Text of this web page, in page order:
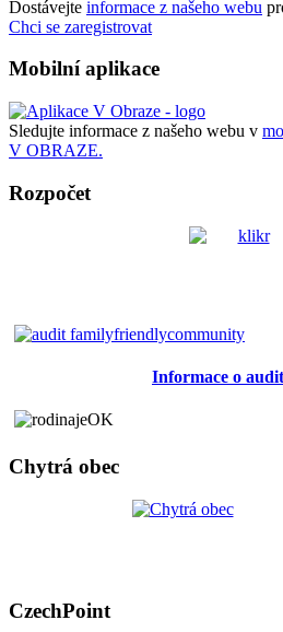
Dostávejte informace z našeho webu
Chci se zaregistrovat
Mobilní aplikace
Sledujte informace z našeho webu v
V OBRAZE.
Rozpočet
Informace o
Chytrá obec
CzechPoint